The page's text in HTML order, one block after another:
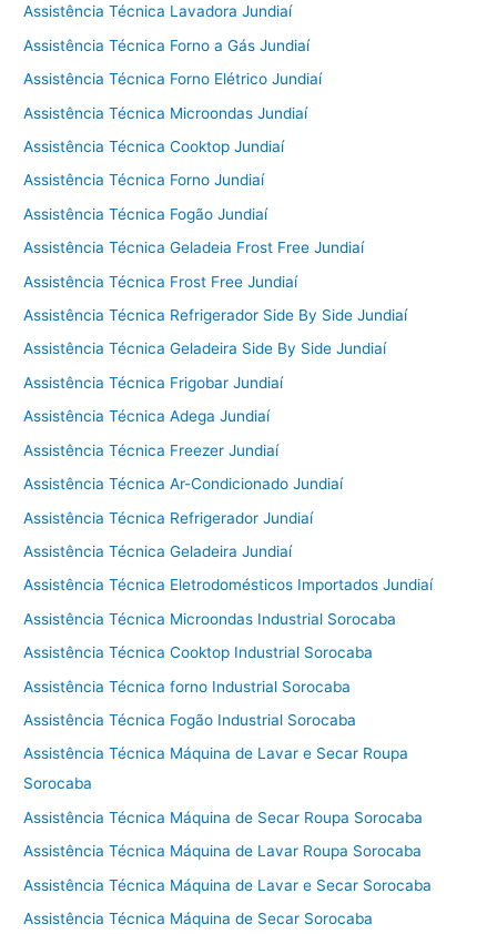
Assistência Técnica Lavadora Jundiaí
Assistência Técnica Forno a Gás Jundiaí
Assistência Técnica Forno Elétrico Jundiaí
Assistência Técnica Microondas Jundiaí
Assistência Técnica Cooktop Jundiaí
Assistência Técnica Forno Jundiaí
Assistência Técnica Fogão Jundiaí
Assistência Técnica Geladeia Frost Free Jundiaí
Assistência Técnica Frost Free Jundiaí
Assistência Técnica Refrigerador Side By Side Jundiaí
Assistência Técnica Geladeira Side By Side Jundiaí
Assistência Técnica Frigobar Jundiaí
Assistência Técnica Adega Jundiaí
Assistência Técnica Freezer Jundiaí
Assistência Técnica Ar-Condicionado Jundiaí
Assistência Técnica Refrigerador Jundiaí
Assistência Técnica Geladeira Jundiaí
Assistência Técnica Eletrodomésticos Importados Jundiaí
Assistência Técnica Microondas Industrial Sorocaba
Assistência Técnica Cooktop Industrial Sorocaba
Assistência Técnica forno Industrial Sorocaba
Assistência Técnica Fogão Industrial Sorocaba
Assistência Técnica Máquina de Lavar e Secar Roupa
Sorocaba
Assistência Técnica Máquina de Secar Roupa Sorocaba
Assistência Técnica Máquina de Lavar Roupa Sorocaba
Assistência Técnica Máquina de Lavar e Secar Sorocaba
Assistência Técnica Máquina de Secar Sorocaba